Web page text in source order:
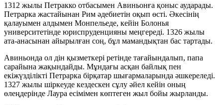
1312 жылы Петракко отбасымен Авиньонға қоныс аударады.
Петрарка жастайынан Рим әдебиетін оқып өсті. Әкесінің
қалауымен алдымен Монпельеде, кейін Болонья
университетінде юриспруденцияны меңгереді. 1326 жылы
ата-анасынан айырылған соң, бұл мамандықтан бас тартады.
Авиньонда ол дін қызметкері ретінде тағайындалып, папа
сарайына жақындайды. Мұндағы асқан байлық пен
екіжүзділікті Петрарка бірқатар шығармаларында әшкереледі.
1327 жылы шіркеуде кездескен сұлу әйел кейін оның
өлеңдерінде Лаура есімімен көптеген жыл бойы жырланды.